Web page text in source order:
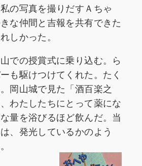
の写真を撮りだすＡちゃ
な仲間と吉報を共有できた
しかった。
での授賞式に乗り込む。ら
も駆けつけてくれた。たく
岡山城で見た「酒百楽之
わたしたちにとって薬にな
量を浴びるほど飲んだ。当
、発光しているかのよう